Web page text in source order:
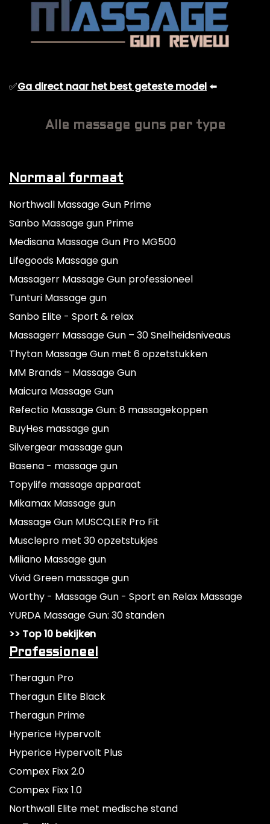
✅Ga direct naar het best geteste model ⬅️
Alle massage guns per type
Normaal formaat
Northwall Massage Gun Prime
Sanbo Massage gun Prime
Medisana Massage Gun Pro MG500
Lifegoods Massage gun
Massagerr Massage Gun professioneel
Tunturi Massage gun
Sanbo Elite - Sport & relax
Massagerr Massage Gun – 30 Snelheidsniveaus
Thytan Massage Gun met 6 opzetstukken
MM Brands – Massage Gun
Maicura Massage Gun
Refectio Massage Gun: 8 massagekoppen
BuyHes massage gun
Silvergear massage gun
Basena - massage gun
Topylife massage apparaat
Mikamax Massage gun
Massage Gun MUSCQLER Pro Fit
Musclepro met 30 opzetstukjes
Miliano Massage gun
Vivid Green massage gun
Worthy - Massage Gun - Sport en Relax Massage
YURDA Massage Gun: 30 standen
>> Top 10 bekijken
Professioneel
Theragun Pro
Theragun Elite Black
Theragun Prime
Hyperice Hypervolt
Hyperice Hypervolt Plus
Compex Fixx 2.0
Compex Fixx 1.0
Northwall Elite met medische stand